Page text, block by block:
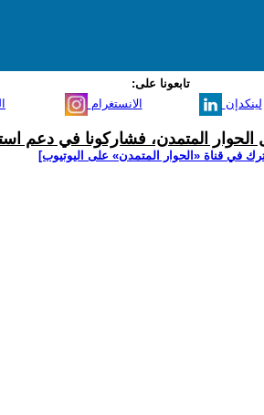
تابعونا على:
الانستغرام لينكدإن
الحوار المتمدن، فشاركونا في دعم
في قناة ‫«الحوار المتمدن» على اليوتيوب]